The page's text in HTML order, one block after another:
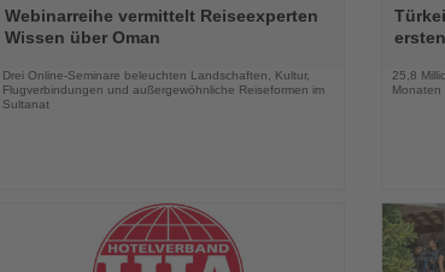
Sie
die
Webinarreihe vermittelt Reiseexperten
Wissen über Oman
Drei Online-Seminare beleuchten Landschaften, Kultur,
Flugverbindungen und außergewöhnliche Reiseformen im
Sultanat
Sie
die
25,8
Monaten